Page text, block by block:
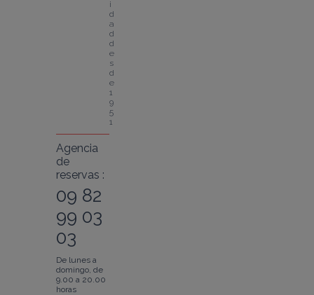
i
d
a
d
d
e
s
d
e
1
9
5
1
Agencia
de
reservas :
09 82
99 03
03
De lunes a
domingo, de
9.00 a 20.00
horas